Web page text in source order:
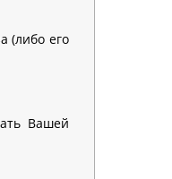
(либо его
Вашей